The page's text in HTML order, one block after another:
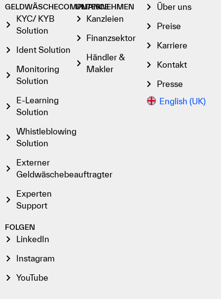
GELDWÄSCHECOMPLIANCE
KYC/ KYB
Solution
Ident Solution
Monitoring
Solution
E-Learning
Solution
Whistleblowing
Solution
Externer
Geldwäschebeauftragter
Experten
Support
UNTERNEHMEN
Kanzleien
Finanzsektor
Händler &
Makler
Über uns
Preise
Karriere
Kontakt
Presse
English (UK)
FOLGEN
LinkedIn
Instagram
YouTube